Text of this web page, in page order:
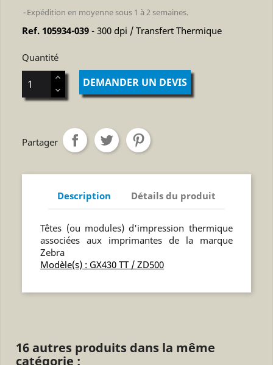
Expédition en moyenne sous 1 à 2 semaines.
Ref. 105934-039 - 300 dpi / Transfert Thermique
Quantité
DEMANDER UN DEVIS
Partager
Description Détails du produit
Têtes (ou modules) d'impression thermique
associées aux imprimantes de la marque
Zebra
Modèle(s) : GX430 TT / ZD500
16 autres produits dans la même
catégorie :